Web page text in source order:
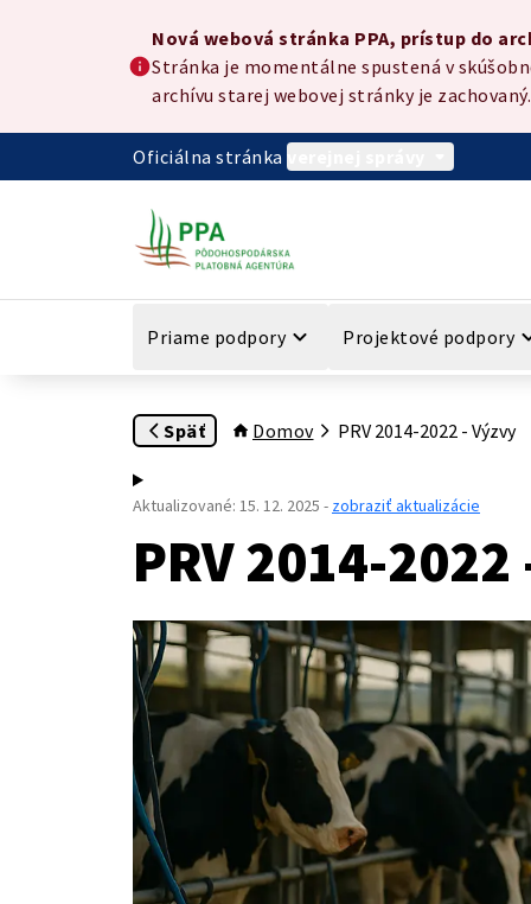
Preskočiť na hlavný obsah
Nová webová stránka PPA, prístup do archívu
Nová webová stránka PPA, prístup do
Stránka je momentálne spustená v
archívu starej webovej stránky je zachovaný.
Oficiálna stránka
Priame podpory Projektové podpory
Späť Domov PRV 2014-2022 - Výzvy
Aktualizované: 15. 12. 2025 - zobraziť aktualizácie
PRV 2014-